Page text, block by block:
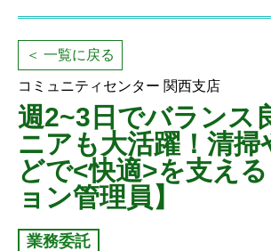
＜ 一覧に戻る
コミュニティセンター 関西支店
週2~3日でバランス
ニアも大活躍！清掃
どで<快適>を支え
ョン管理員】
業務委託